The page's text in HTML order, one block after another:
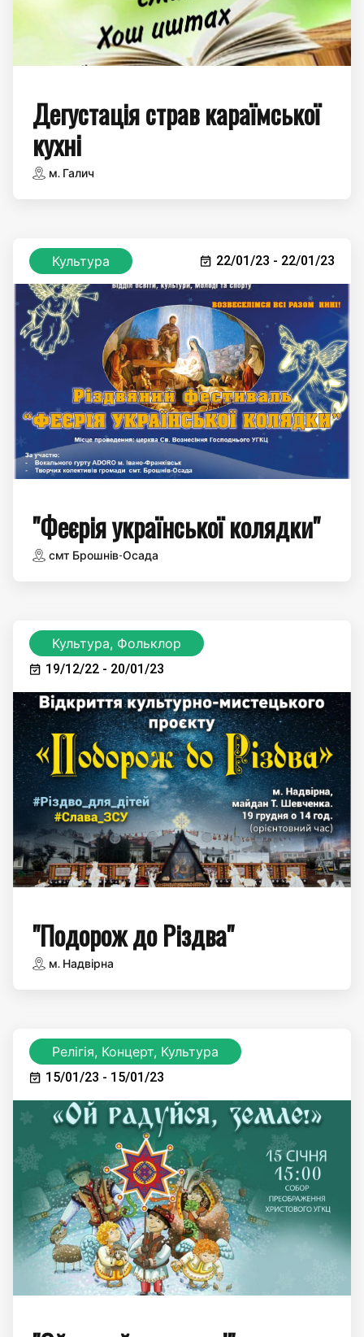
Дегустація страв караїмської
кухні
м. Галич
Культура 22/01/23 - 22/01/23
"Феєрія української колядки"
смт Брошнів-Осада
Культура, Фольклор
19/12/22 - 20/01/23
"Подорож до Різдва"
м. Надвірна
Релігія, Концерт, Культура
15/01/23 - 15/01/23